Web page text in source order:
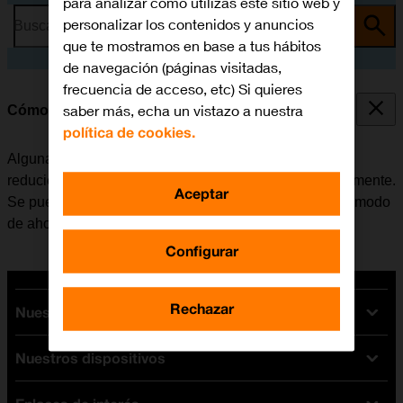
Busca por problema o tema
Cómo ahorrar batería
Algunas funciones del móvil consumen mucha batería,
reduciendo así la autonomía del teléfono considerablemente.
Se puede reducir el consumo de energía, activando el modo
de ahorro de batería.
Nuestras tarifas
Tarifas Orange
Tarifas fibra y móvil
Nuestros dispositivos
personalizar los contenidos y anuncios
que te mostramos en base a tus hábitos
de navegación (páginas visitadas,
frecuencia de acceso, etc) Si quieres
saber más, echa un vistazo a nuestra
política de cookies.
Configurar
Rechazar
Aceptar